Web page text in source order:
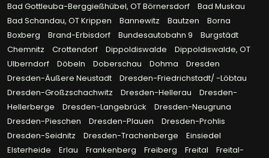
Bad Gottleuba-Berggießhübel, OT Börnersdorf
Bad Muskau
Bad Schandau, OT Krippen
Bannewitz Bautzen
Borna
Boxberg
Brand-Erbisdorf Bundesautobahn 9
Burgstädt
Chemnitz
Crottendorf Dippoldiswalde
Dippoldiswalde, OT
Ulberndorf
Döbeln Doberschau Dohma
Dresden
Dresden-Äußere Neustadt
Dresden-Friedrichstadt/ -Löbtau
Dresden-Großzschachwitz
Dresden-Hellerau
Dresden-
Hellerberge
Dresden-Langebrück
Dresden-Neugruna
Dresden-Pieschen
Dresden-Plauen
Dresden-Prohlis
Dresden-Seidnitz
Dresden-Trachenberge
Einsiedel
Elsterheide
Erlau Frankenberg Freiberg Freital
Freital-